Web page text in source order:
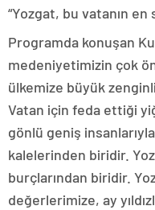
“Yozgat, bu vatanın
Programda konuşan
medeniyetimizin çok
ülkemize büyük
Vatan için feda ettiği
gönlü geniş
kalelerinden biridir.
burçlarından biridir.
değerlerimize, ay